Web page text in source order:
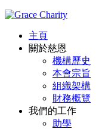
主頁
關於慈恩
機構歷史
本會宗旨
組織架構
財務概覽
我們的工作
助學